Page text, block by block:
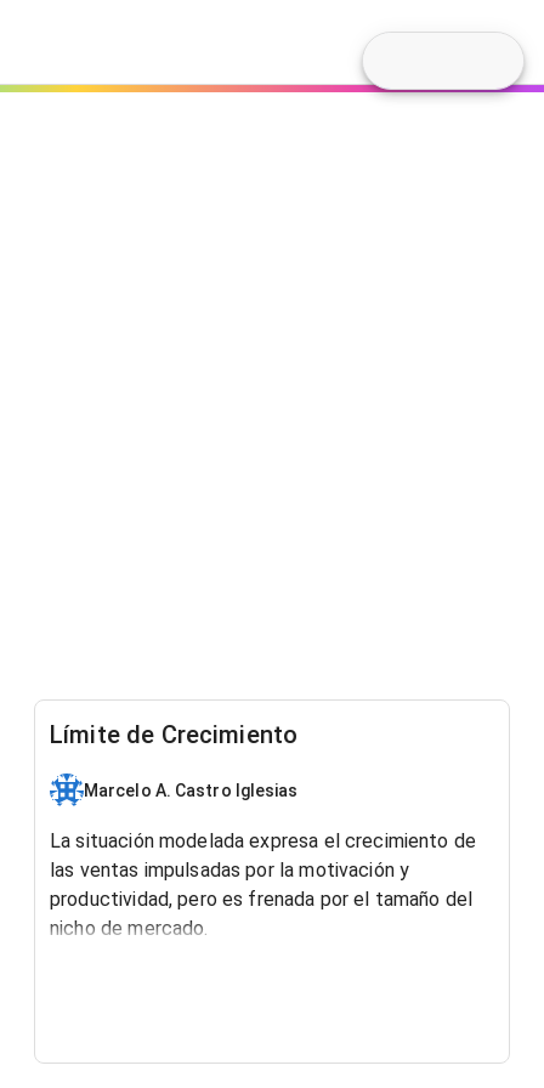
Límite de Crecimiento
Marcelo A. Castro Iglesias
La situación modelada expresa el crecimiento de
las ventas impulsadas por la motivación y
productividad, pero es frenada por el tamaño del
nicho de mercado.